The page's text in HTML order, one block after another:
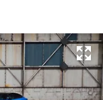
Развернуть